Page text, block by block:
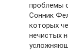
проблемы
Сонник
которых
нечистых